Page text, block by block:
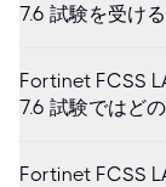
7.6 試験を受け
Fortinet FCSS
7.6 試験ではど
Fortinet FCSS